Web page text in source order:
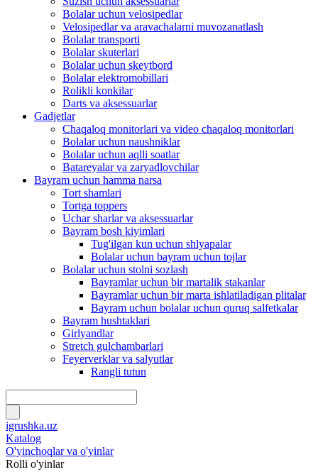
Bolalar uchun velosipedlar
Velosipedlar va aravachalarni muvozanatlash
Bolalar transporti
Bolalar skuterlari
Bolalar uchun skeytbord
Bolalar elektromobillari
Rolikli konkilar
Darts va aksessuarlar
Gadjetlar
Chaqaloq monitorlari va video chaqaloq monitorlari
Bolalar uchun naushniklar
Bolalar uchun aqlli soatlar
Batareyalar va zaryadlovchilar
Bayram uchun hamma narsa
Tort shamlari
Tortga toppers
Uchar sharlar va aksessuarlar
Bayram bosh kiyimlari
Tug'ilgan kun uchun shlyapalar
Bolalar uchun bayram uchun tojlar
Bolalar uchun stolni sozlash
Bayramlar uchun bir martalik stakanlar
Bayramlar uchun bir marta ishlatiladigan plitalar
Bayram uchun bolalar uchun quruq salfetkalar
Bayram hushtaklari
Girlyandlar
Stretch gulchambarlari
Feyerverklar va salyutlar
Rangli tutun
igrushka.uz
Katalog
O'yinchoqlar va o'yinlar
Rolli o'yinlar